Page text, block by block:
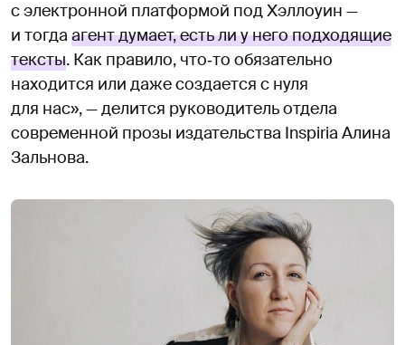
с электронной платформой под Хэллоуин —
и тогда агент думает, есть ли у него подходящие
тексты. Как правило, что‑то обязательно
находится или даже создается с нуля
для нас», — делится руководитель отдела
современной прозы издательства Inspiria Алина
Зальнова.